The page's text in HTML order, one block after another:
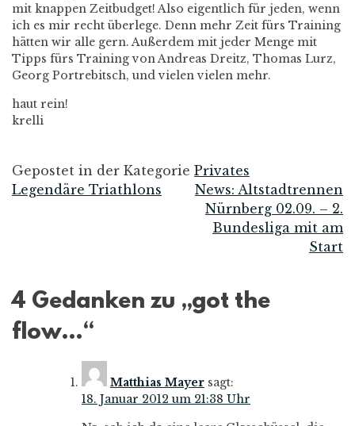
mit knappen Zeitbudget! Also eigentlich für jeden, wenn
ich es mir recht überlege. Denn mehr Zeit fürs Training
hätten wir alle gern. Außerdem mit jeder Menge mit
Tipps fürs Training von Andreas Dreitz, Thomas Lurz,
Georg Portrebitsch, und vielen vielen mehr.
haut rein!
krelli
Gepostet in der Kategorie Privates
Legendäre Triathlons
News: Altstadtrennen
Nürnberg 02.09. – 2.
Bundesliga mit am
Start
4 Gedanken zu „got the
flow…“
Matthias Mayer sagt:
18. Januar 2012 um 21:38 Uhr